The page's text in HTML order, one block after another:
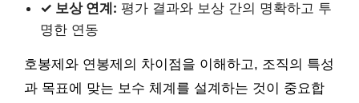
✓ 보상 연계: 평가 결과와 보상 간의 명확하고 투
명한 연동
호봉제와 연봉제의 차이점을 이해하고, 조직의 특성
과 목표에 맞는 보수 체계를 설계하는 것이 중요합